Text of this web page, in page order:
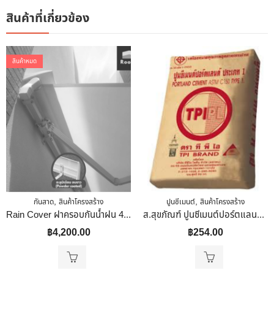
สินค้าที่เกี่ยวข้อง
สินค้าหมด
กันสาด, สินค้าโครงสร้าง
Rain Cover ฝาครอบกันน้ำฝน 4 เมตร
฿4,200.00
ปูนซีเมนต์, สินค้าโครงสร้าง
ส.สุขภัณฑ์ ปูนซีเมนต์ปอร์ตแลนด์ประเภท 1 ตราทีพีไอ (สีแดง) 50 กก.
฿254.00